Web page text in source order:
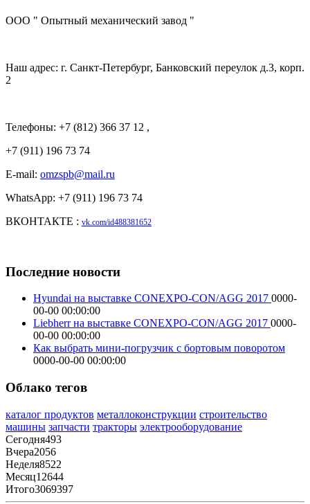
ООО " Опытный механический завод "
Наш адрес: г. Санкт-Петербург, Банковский переулок д.3, корп.
2
Телефоны: +7 (812) 366 37 12 ,
+7 (911) 196 73 74
E-mail: omzspb@mail.ru
WhatsApp: +7 (911) 196 73 74
ВКОНТАКТЕ : vk.com/id488381652
Последние новости
Hyundai на выставке CONEXPO-CON/AGG 2017 0000-
00-00 00:00:00
Liebherr на выставке CONEXPO-CON/AGG 2017 0000-
00-00 00:00:00
Как выбрать мини-погрузчик с бортовым поворотом
0000-00-00 00:00:00
Облако тегов
каталог продуктов металлоконструкции строительство
машины запчасти тракторы электрооборудование
Сегодня493
Вчера2056
Неделя8522
Месяц12644
Итого3069397